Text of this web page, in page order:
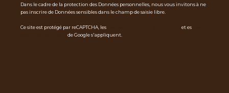
Dans le cadre de la protection des Données personnelles, nous vous invitons à ne
pas inscrire de Données sensibles dans le champ de saisie libre.
Ce site est protégé par reCAPTCHA, les et es
de Google s'appliquent.